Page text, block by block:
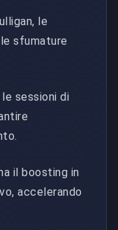
le
sfumature
sessioni di
il boosting in
accelerando